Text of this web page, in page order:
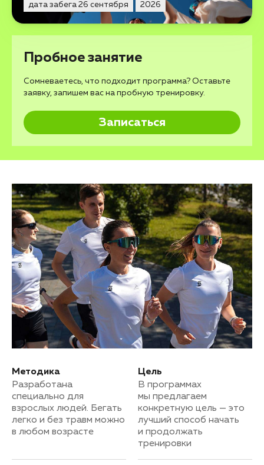
дата забега 26 сентября 2026
Пробное занятие
Сомневаетесь, что подходит программа? Оставьте
заявку, запишем вас на пробную тренировку.
Записаться
Методика
Разработана
специально для
взрослых людей. Бегать
легко и без травм можно
в любом возрасте
Цель
В программах
мы предлагаем
конкретную цель — это
лучший способ начать
и продолжать
тренировки